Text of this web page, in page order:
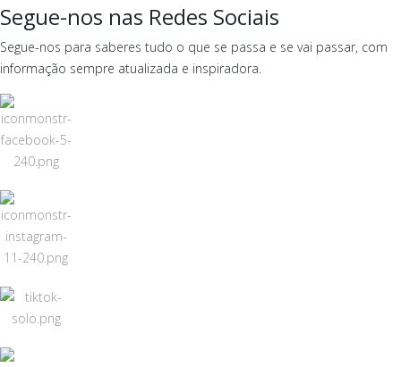
Segue-nos nas Redes Sociais
Segue-nos para saberes tudo o que se passa e se vai passar, com
informação sempre atualizada e inspiradora.